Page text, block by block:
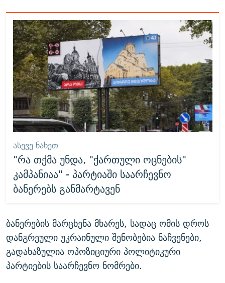
ᲐᲡᲔᲕᲔ ᲜᲐᲮᲔᲗ
"რა თქმა უნდა, "ქართული ოცნების"
კამპანიაა" - პარტიაში საარჩევნო
ბანერებს განმარტავენ
ბანერების მარცხენა მხარეს, სადაც ომის დროს
დანგრეული უკრაინული შენობებია ნაჩვენები,
გადახაზულია ოპოზიციური პოლიტიკური
პარტიების საარჩევნო ნომრები.